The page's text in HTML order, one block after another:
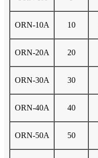
ORN-10A 10
ORN-20A 20
ORN-30A 30
ORN-40A 40
ORN-50A 50